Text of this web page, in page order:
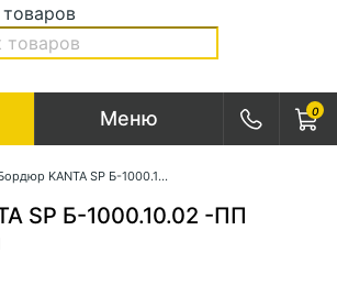
Меню 0
Бордюр KANTA SP Б-1000.10.02 -ПП пластиковый
SP Б-1000.10.02 -ПП